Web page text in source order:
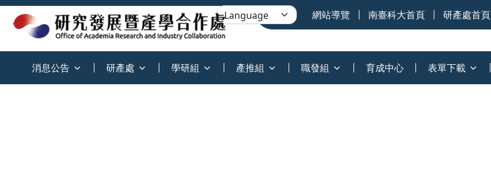
網站導覽 南臺科大首頁 研產處首頁
消息公告 研產處 學研組 產推組 職發組 育成中心 表單下載